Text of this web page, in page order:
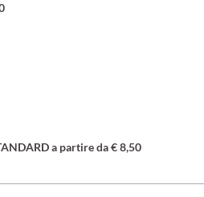
a partire da € 8,50